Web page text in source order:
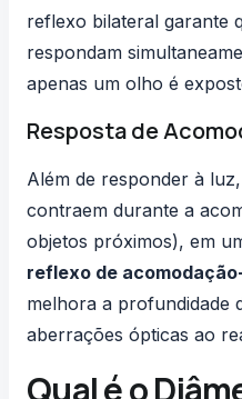
reflexo bilateral garante
respondam
apenas um olho é
Resposta de
Além de responder à
contraem durante a
objetos próximos), em
reflexo de
melhora a profundidade
aberrações ópticas ao
Qual é o